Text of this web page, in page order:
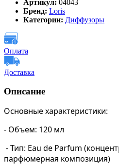
Артикул: 04043
Бренд: Loris
Категории: Диффузоры
Оплата
Доставка
Описание
Основные характеристики:
- Объем: 120 мл
- Тип: Eau de Parfum
парфюмерная композиция)